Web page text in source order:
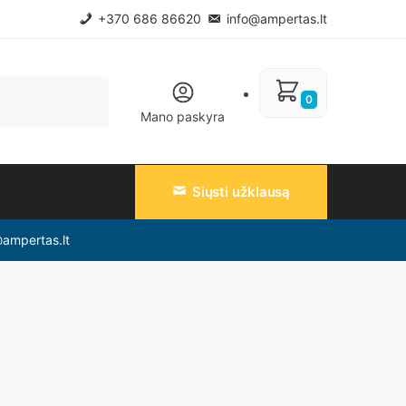
+370 686 86620 info@ampertas.lt
Mano paskyra
0
Siųsti užklausą